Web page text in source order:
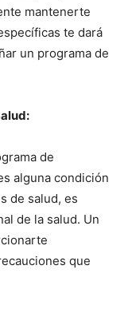
mantenerte
te dará
un programa de
de
alguna condición
de salud, es
de la salud. Un
que